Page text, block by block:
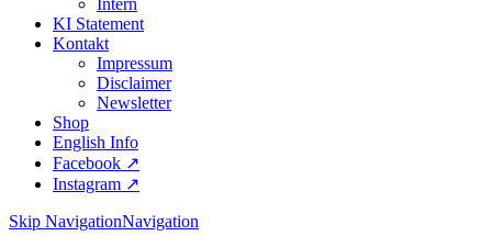
KI Statement
Kontakt
Impressum
Disclaimer
Newsletter
Shop
English Info
Facebook ↗︎
Instagram ↗︎
Skip NavigationNavigation